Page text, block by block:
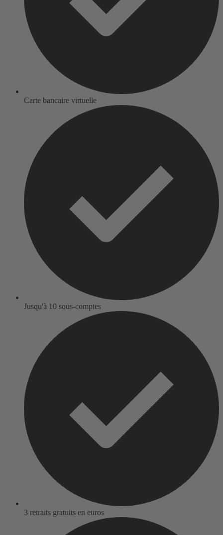
Carte bancaire virtuelle
Jusqu'à 10 sous-comptes
3 retraits gratuits en euros